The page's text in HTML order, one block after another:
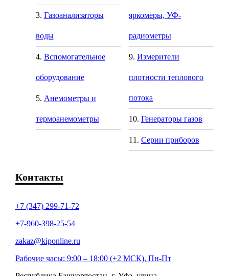
Газоанализаторы
воды
Вспомогательное
оборудование
Анемометры и
термоанемометры
яркомеры, УФ-
радиометры
Измерители
плотности теплового
потока
Генераторы газов
Серии приборов
Контакты
+7 (347) 299-71-72
+7-960-398-25-54
zakaz@kiponline.ru
Рабочие часы: 9:00 – 18:00 (+2 МСК), Пн-Пт